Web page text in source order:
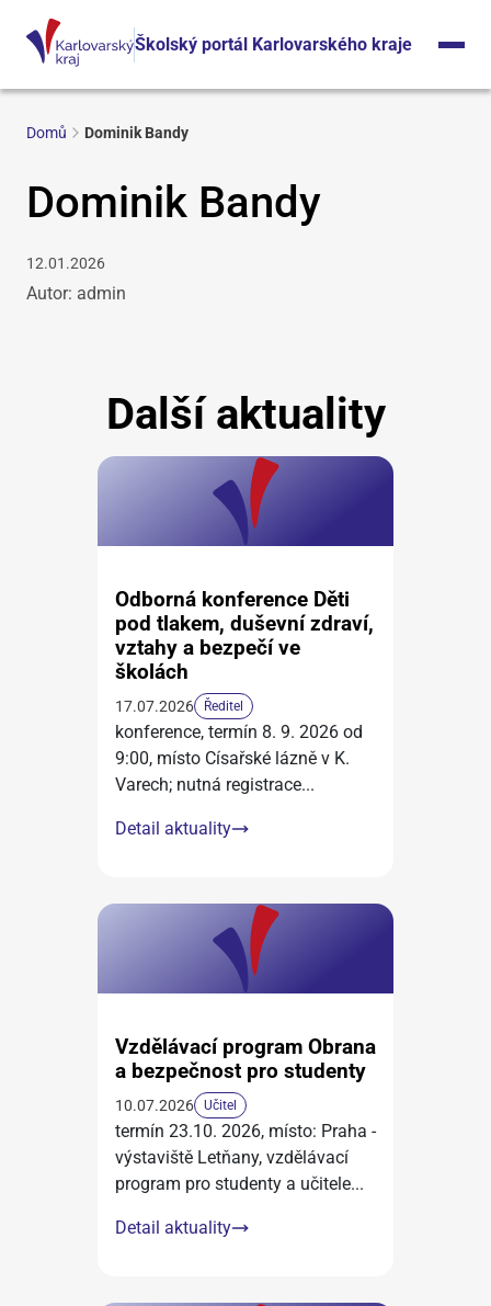
Školský portál Karlovarského kraje
Domů Dominik Bandy
Dominik Bandy
12.01.2026
Autor: admin
Další aktuality
Odborná konference Děti
pod tlakem, duševní zdraví,
vztahy a bezpečí ve
školách
17.07.2026 Ředitel
konference, termín 8. 9. 2026 od
9:00, místo Císařské lázně v K.
Varech; nutná registrace...
Detail aktuality
Vzdělávací program Obrana
a bezpečnost pro studenty
10.07.2026 Učitel
termín 23.10. 2026, místo: Praha -
výstaviště Letňany, vzdělávací
program pro studenty a učitele...
Detail aktuality